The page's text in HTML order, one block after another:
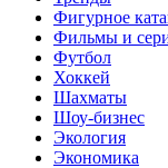
Фигурное
Фильмы и
Футбол
Хоккей
Шахматы
Шоу-бизнес
Экология
Экономика